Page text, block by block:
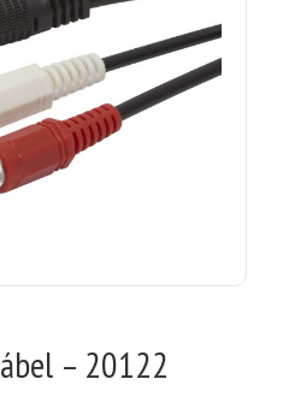
– 20122